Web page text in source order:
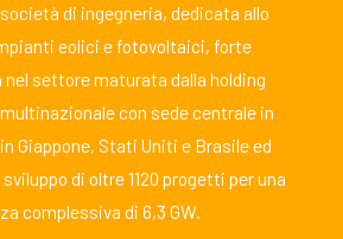
di ingegneria, dedicata allo
eolici e fotovoltaici, forte
nel settore maturata dalla holding
con sede centrale in
Giappone, Stati Uniti e Brasile ed
di oltre 1120 progetti per una
complessiva di 6,3 GW.